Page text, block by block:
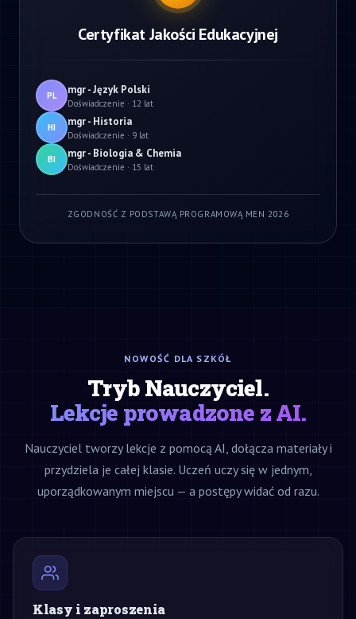
Certyfikat Jakości Edukacyjnej
PL mgr - Język Polski
Doświadczenie · 12 lat
HI mgr - Historia
Doświadczenie · 9 lat
BI mgr - Biologia & Chemia
Doświadczenie · 15 lat
ZGODNOŚĆ Z PODSTAWĄ PROGRAMOWĄ MEN 2026
NOWOŚĆ DLA SZKÓŁ
Tryb Nauczyciel.
Lekcje prowadzone z AI.
Nauczyciel tworzy lekcje z pomocą AI, dołącza materiały i
przydziela je całej klasie. Uczeń uczy się w jednym,
uporządkowanym miejscu — a postępy widać od razu.
Klasy i zaproszenia